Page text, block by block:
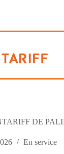
DE
En service